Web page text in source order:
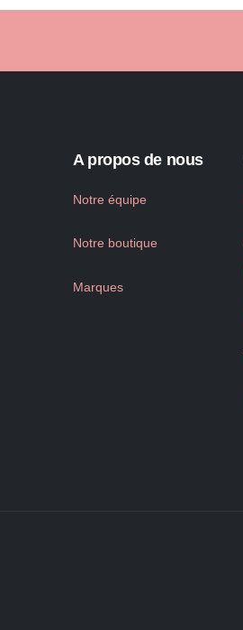
A propos de nous
Notre équipe
Notre boutique
Marques